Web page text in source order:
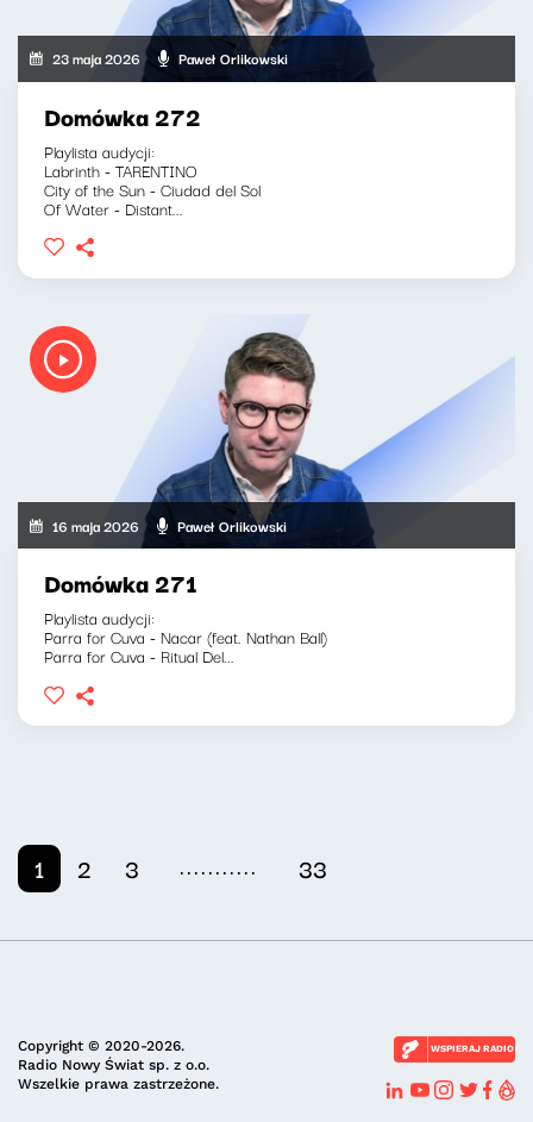
23 maja 2026 Paweł Orlikowski
Domówka 272
Playlista audycji:
Labrinth - TARENTINO
City of the Sun - Ciudad del Sol
Of Water - Distant...
16 maja 2026 Paweł Orlikowski
Domówka 271
Playlista audycji:
Parra for Cuva - Nacar (feat. Nathan Ball)
Parra for Cuva - Ritual Del...
1 2 3 ........... 33
Copyright © 2020-2026.
Radio Nowy Świat sp. z o.o.
Wszelkie prawa zastrzeżone.
WSPIERAJ RADIO